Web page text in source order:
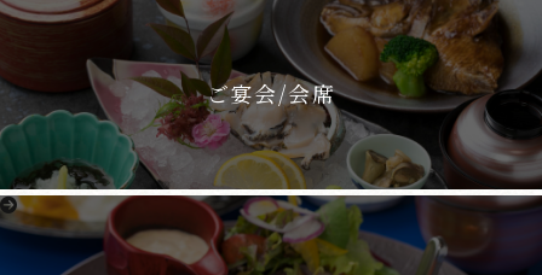
ご宴会/会席